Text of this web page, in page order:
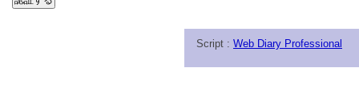
Script : Web Diary Professional